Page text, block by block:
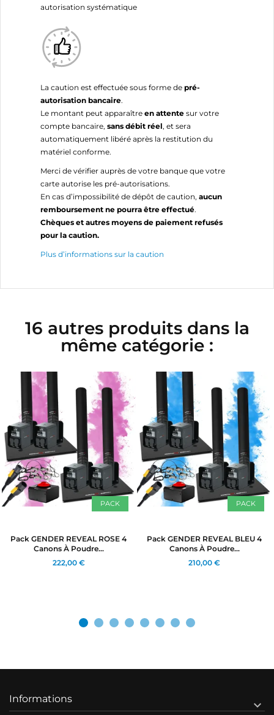
autorisation systématique
La caution est effectuée sous forme de pré-
autorisation bancaire.
Le montant peut apparaître en attente sur votre
compte bancaire, sans débit réel, et sera
automatiquement libéré après la restitution du
matériel conforme.
Merci de vérifier auprès de votre banque que votre
carte autorise les pré-autorisations.
En cas d’impossibilité de dépôt de caution, aucun
remboursement ne pourra être effectué.
Chèques et autres moyens de paiement refusés
pour la caution.
Plus d’informations sur la caution
16 autres produits dans la
même catégorie :
PACK
Pack GENDER REVEAL ROSE 4
Canons À Poudre...
222,00 €
PACK
Pack GENDER REVEAL BLEU 4
Canons À Poudre...
210,00 €
Informations 